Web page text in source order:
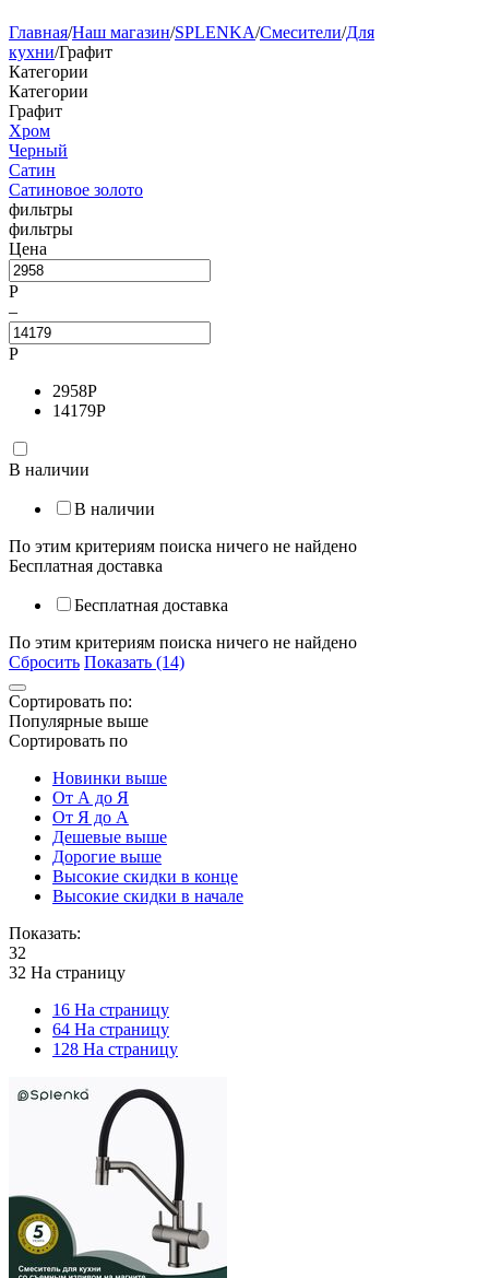
Главная/Наш магазин/SPLENKA/Смесители/Для
кухни/Графит
Категории
Категории
Графит
Хром
Черный
Сатин
Сатиновое золото
фильтры
фильтры
Цена
Р
–
Р
2958Р
14179Р
В наличии
В наличии
По этим критериям поиска ничего не найдено
Бесплатная доставка
Бесплатная доставка
По этим критериям поиска ничего не найдено
Сбросить Показать (14)
Сортировать по:
Популярные выше
Сортировать по
Новинки выше
От А до Я
От Я до А
Дешевые выше
Дорогие выше
Высокие скидки в конце
Высокие скидки в начале
Показать:
32
32 На страницу
16 На страницу
64 На страницу
128 На страницу